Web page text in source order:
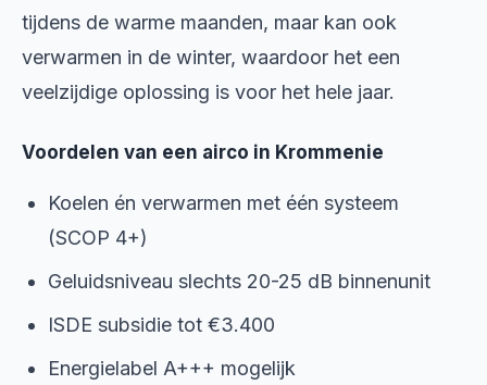
tijdens de warme maanden, maar kan ook
verwarmen in de winter, waardoor het een
veelzijdige oplossing is voor het hele jaar.
Voordelen van een airco in Krommenie
Koelen én verwarmen met één systeem
(SCOP 4+)
Geluidsniveau slechts 20-25 dB binnenunit
ISDE subsidie tot €3.400
Energielabel A+++ mogelijk